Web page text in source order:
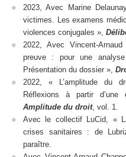
2023, Avec Marine
victimes. Les examens
violences conjugales »,
2022, Avec Vincent-
preuve : pour une analyse
Présentation du dossier »,
2022, « L’amplitude du
Réflexions à partir
Amplitude du droit, vol. 1.
Avec le collectif LuCid, «
crises sanitaires : de
paraître.